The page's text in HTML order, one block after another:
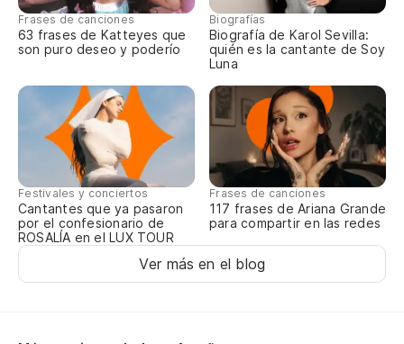
Frases de canciones
63 frases de Katteyes que
son puro deseo y poderío
Biografías
Biografía de Karol Sevilla:
quién es la cantante de Soy
Luna
Festivales y conciertos
Cantantes que ya pasaron
por el confesionario de
ROSALÍA en el LUX TOUR
Frases de canciones
117 frases de Ariana Grande
para compartir en las redes
Ver más en el blog